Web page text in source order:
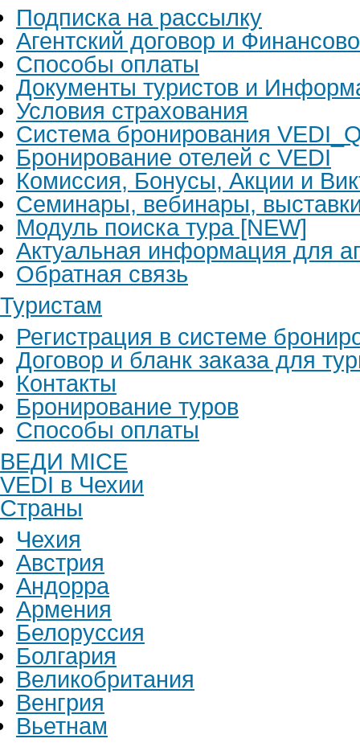
Подписка на рассылку
Агентский договор и
Способы оплаты
Документы туристов и
Условия страхования
Система бронирования
Бронирование отелей с VEDI
Комиссия, Бонусы, Акции и
Семинары, вебинары,
Модуль поиска тура [NEW]
Актуальная информация для
Обратная связь
Туристам
Регистрация в системе
Договор и бланк заказа для
Контакты
Бронирование туров
Способы оплаты
ВЕДИ MICE
VEDI в Чехии
Страны
Чехия
Австрия
Андорра
Армения
Белоруссия
Болгария
Великобритания
Венгрия
Вьетнам